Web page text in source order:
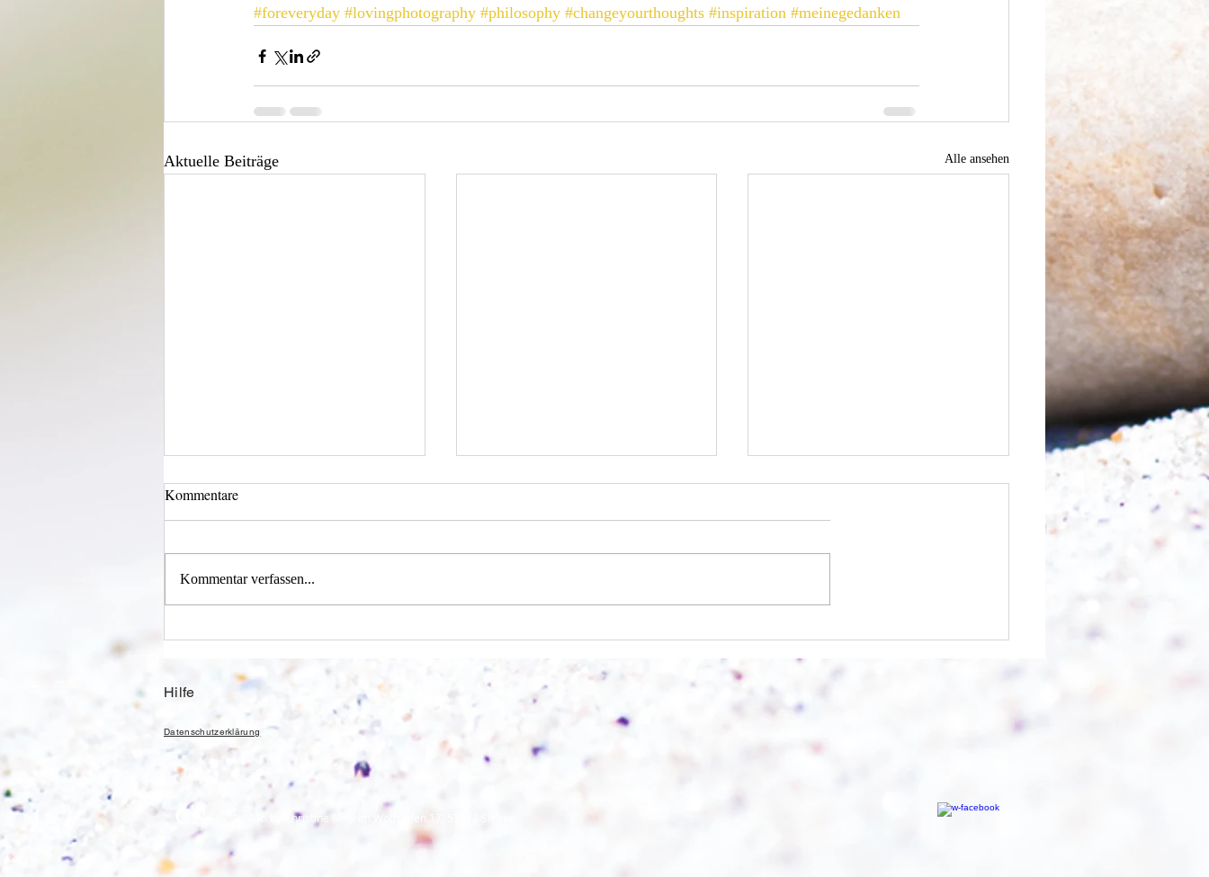
#foreveryday #lovingphotography #philosophy #changeyourthoughts #inspiration #meinegedanken
Aktuelle Beiträge Alle ansehen
Kommentare
Kommentar verfassen...
CN © 2016 by Christine Nöh. Im Wolfseifen 17, 57072 Siegen
Hilfe
Datenschutzerklärung